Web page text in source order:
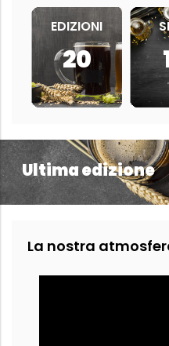
EDIZIONI
20
Ultima edizione
La nostra